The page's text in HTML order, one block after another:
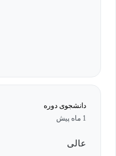
دانشجوی دوره
1 ماه پیش
عالی